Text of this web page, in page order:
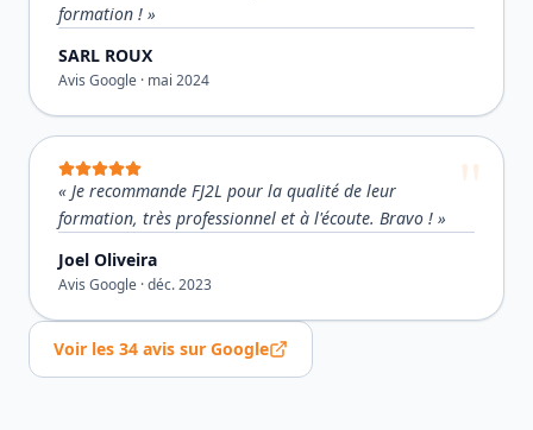
formation ! »
SARL ROUX
Avis Google · mai 2024
« Je recommande FJ2L pour la qualité de leur
formation, très professionnel et à l'écoute. Bravo ! »
Joel Oliveira
Avis Google ·déc. 2023
Voir les 34 avis sur Google